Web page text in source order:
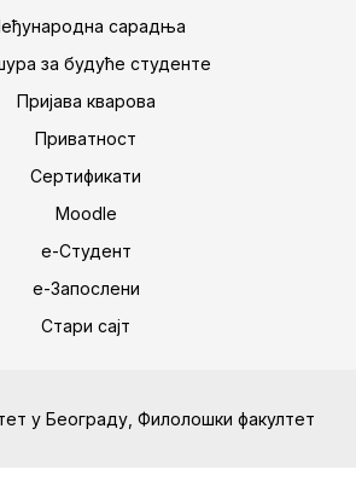
сарадња
за будуће студенте
Пријава кварова
Приватност
Сертификати
Moodle
е-Студент
е-Запослени
Стари сајт
у Београду, Филолошки факултет